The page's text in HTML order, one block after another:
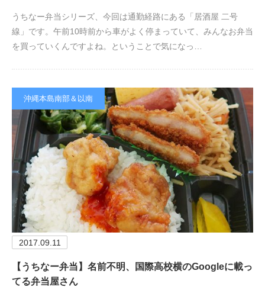
うちなー弁当シリーズ、今回は通勤経路にある「居酒屋 二号
線」です。午前10時前から車がよく停まっていて、みんなお弁当
を買っていくんですよね。ということで気になっ…
沖縄本島南部＆以南
2017.09.11
【うちなー弁当】名前不明、国際高校横のGoogleに載っ
てる弁当屋さん